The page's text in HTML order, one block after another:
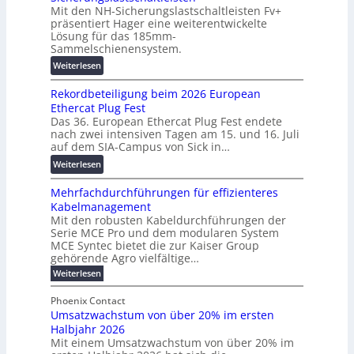
e
T
r
a
n
s
p
a
r
e
n
z
:
F
o
r
s
h
u
n
g
s
f
r
d
e
r
u
n
g
b
r
a
u
t
a
-
X
2
0
2
7
w
i
r
d
z
u
m
E
n
e
r
g
u
Mit den NH-Sicherungslastschaltleisten Fv+
präsentiert Hager eine weiterentwickelte
Lösung für das 185mm-
Sammelschienensystem.
Weiterlesen:
W
e
i
t
e
r
e
n
t
w
i
c
k
e
l
e
N
H
-
Rekordbeteiligung beim 2026 European
Ethercat Plug Fest
Das 36. European Ethercat Plug Fest endete
nach zwei intensiven Tagen am 15. und 16. Juli
auf dem SIA-Campus von Sick in…
Weiterlesen:
R
e
k
o
r
d
b
e
t
e
i
l
i
Mehrfachdurchführungen für effizienteres
Kabelmanagement
Mit den robusten Kabeldurchführungen der
Serie MCE Pro und dem modularen System
MCE Syntec bietet die zur Kaiser Group
gehörende Agro vielfältige…
Weiterlesen:
M
h
r
f
a
c
Phoenix Contact
Umsatzwachstum von über 20% im ersten
Halbjahr 2026
Mit einem Umsatzwachstum von über 20% im